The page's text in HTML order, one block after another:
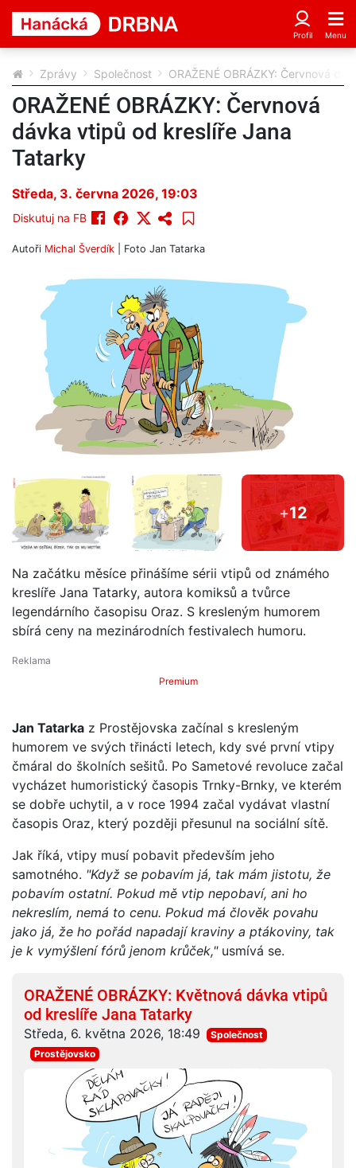
Zprávy Společnost ORAŽENÉ OBRÁZKY: Červnová
ORAŽENÉ OBRÁZKY: Červnová
dávka vtipů od kreslíře Jana
Tatarky
Středa, 3. června 2026, 19:03
Diskutuj na FB
Autoři Michal Šverdík | Foto Jan Tatarka
+12
Na začátku měsíce přinášíme sérii vtipů od známého
kreslíře Jana Tatarky, autora komiksů a tvůrce
legendárního časopisu Oraz. S kresleným humorem
sbírá ceny na mezinárodních festivalech humoru.
Premium
Jan Tatarka z Prostějovska začínal s kresleným
humorem ve svých třinácti letech, kdy své první vtipy
čmáral do školních sešitů. Po Sametové revoluce začal
vycházet humoristický časopis Trnky-Brnky, ve kterém
se dobře uchytil, a v roce 1994 začal vydávat vlastní
časopis Oraz, který později přesunul na sociální sítě.
Jak říká, vtipy musí pobavit především jeho
samotného. "Když se pobavím já, tak mám jistotu, že
pobavím ostatní. Pokud mě vtip nepobaví, ani ho
nekreslím, nemá to cenu. Pokud má člověk povahu
jako já, že ho pořád napadají kraviny a ptákoviny, tak
je k vymýšlení fórů jenom krůček,"usmívá se.
ORAŽENÉ OBRÁZKY: Květnová dávka vtipů
od kreslíře Jana Tatarky
Středa, 6. května 2026, 18:49
Společnost
Prostějovsko